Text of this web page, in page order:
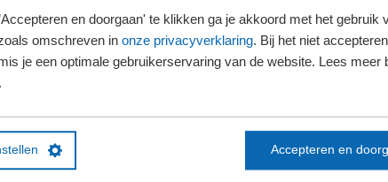
en doorgaan' te klikken ga je akkoord met het gebruik
omschreven in onze privacyverklaring. Bij het niet
je een optimale gebruikerservaring van de website. Lees meer
Accepteren en
een transitievergoeding moet betalen, dan is de werkgever deze ook
(terechte) loonstop is toegepast.
nog recht op de transitievergoeding over een periode van 21 mei 2025 tot
van deze transitievergoeding is van belang wat de arbeidsomvang van de
over de grootte van deze arbeidsomvang. Volgens de werknemer moest
de werkgever sprake was van een arbeidsomvang van 14,5 uur per week.